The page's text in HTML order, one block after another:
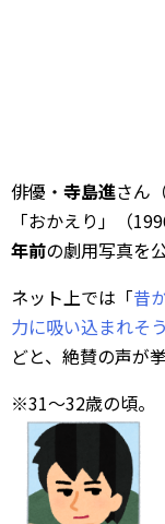
俳優・ 寺島進さん
「おかえり」（
年前の劇用写真を
ネット上では「昔
力に吸い込まれそう
どと、絶賛の声が
※31～32歳の頃。